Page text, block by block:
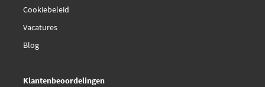
Cookiebeleid
Vacatures
Blog
Klantenbeoordelingen